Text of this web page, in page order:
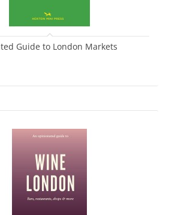
Guide to London Markets